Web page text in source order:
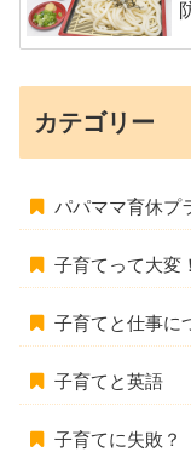
カテゴリー
パパママ育休プ
子育てって大変！
子育てと仕事に
子育てと英語
子育てに失敗？